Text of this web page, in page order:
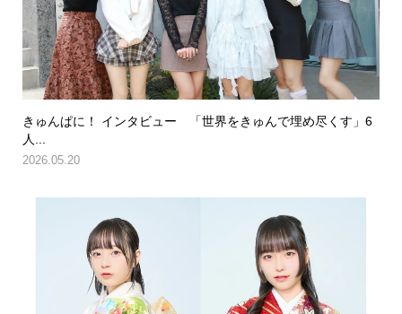
きゅんぱに！ インタビュー 「世界をきゅんで埋め尽くす」6
人...
2026.05.20